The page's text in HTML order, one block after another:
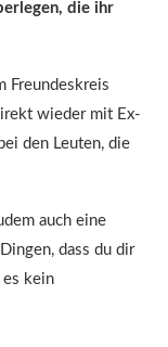
die ihr
Freundeskreis
wieder mit Ex-
den Leuten, die
auch eine
dass du dir
es kein